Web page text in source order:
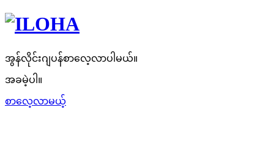
အွန်လိုင်းဂျပန်စာလေ့လာပါမယ်။
အခမဲ့ပါ။
စာလေ့လာမယ့်